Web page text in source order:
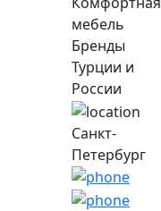
мебель
Бренды
Турции и
России
Санкт-
Петербург